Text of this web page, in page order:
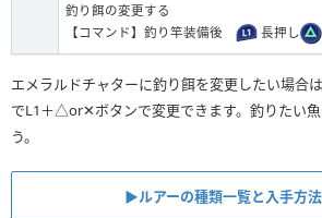
釣り餌の変更する
【コマンド】釣り竿装備後
長押し
エメラルドチャターに釣り餌を変更したい場合
でL1＋△or✕ボタンで変更できます。釣りたい
う。
▶︎ルアーの種類一覧と入手方